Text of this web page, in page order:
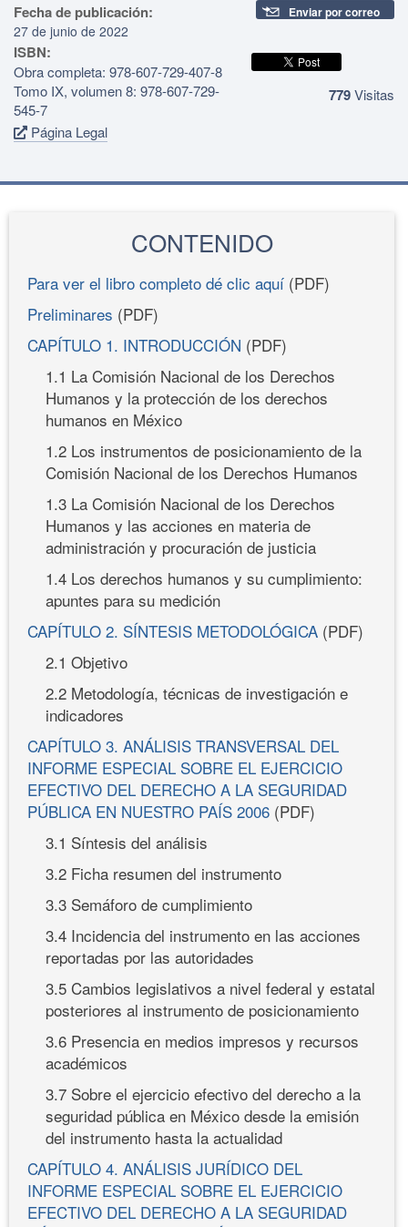
Fecha de publicación:
27 de junio de 2022
ISBN:
Obra completa: 978-607-729-407-8
Tomo IX, volumen 8: 978-607-729-
545-7
Página Legal
Enviar por correo
779Visitas
CONTENIDO
Para ver el libro completo dé clic aquí (PDF)
Preliminares (PDF)
CAPÍTULO 1. INTRODUCCIÓN (PDF)
1.1 La Comisión Nacional de los Derechos
Humanos y la protección de los derechos
humanos en México
1.2 Los instrumentos de posicionamiento de la
Comisión Nacional de los Derechos Humanos
1.3 La Comisión Nacional de los Derechos
Humanos y las acciones en materia de
administración y procuración de justicia
1.4 Los derechos humanos y su cumplimiento:
apuntes para su medición
CAPÍTULO 2. SÍNTESIS METODOLÓGICA (PDF)
2.1 Objetivo
2.2 Metodología, técnicas de investigación e
indicadores
CAPÍTULO 3. ANÁLISIS TRANSVERSAL DEL
INFORME ESPECIAL SOBRE EL EJERCICIO
EFECTIVO DEL DERECHO A LA SEGURIDAD
PÚBLICA EN NUESTRO PAÍS 2006 (PDF)
3.1 Síntesis del análisis
3.2 Ficha resumen del instrumento
3.3 Semáforo de cumplimiento
3.4 Incidencia del instrumento en las acciones
reportadas por las autoridades
3.5 Cambios legislativos a nivel federal y estatal
posteriores al instrumento de posicionamiento
3.6 Presencia en medios impresos y recursos
académicos
3.7 Sobre el ejercicio efectivo del derecho a la
seguridad pública en México desde la emisión
del instrumento hasta la actualidad
CAPÍTULO 4. ANÁLISIS JURÍDICO DEL
INFORME ESPECIAL SOBRE EL EJERCICIO
EFECTIVO DEL DERECHO A LA SEGURIDAD